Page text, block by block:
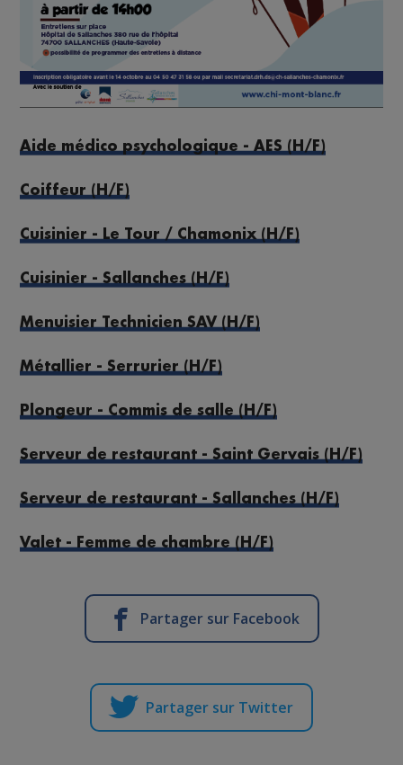
Aide médico psychologique - AES (H/F)
Coiffeur (H/F)
Cuisinier - Le Tour / Chamonix (H/F)
Cuisinier - Sallanches (H/F)
Menuisier Technicien SAV (H/F)
Métallier - Serrurier (H/F)
Plongeur - Commis de salle (H/F)
Serveur de restaurant - Saint Gervais (H/F)
Serveur de restaurant - Sallanches (H/F)
Valet - Femme de chambre (H/F)
Partager sur Facebook
Partager sur Twitter